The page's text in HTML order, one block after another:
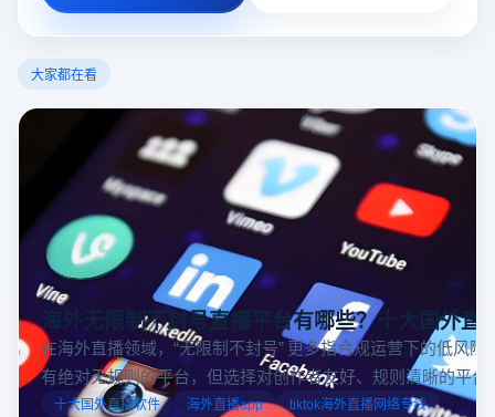
大家都在看
海外无限制不封号直播平台有哪些？十大国外直
在海外直播领域，“无限制不封号” 更多指合规运营下的低风
有绝对无规则的平台，但选择对创作者友好、规则清晰的平台
业工具规避风险，能显著降低封号概率。以下推荐十大国外
十大国外直播软件 海外直播app tiktok海外直播网络专线